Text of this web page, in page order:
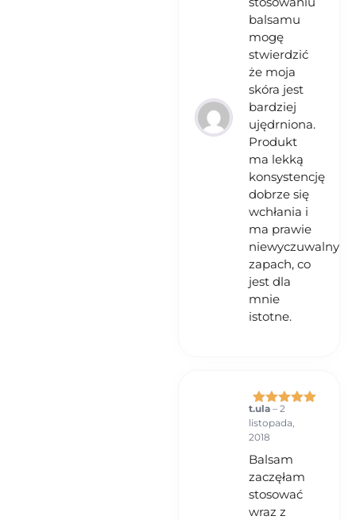
balsamu
mogę
stwierdzić
że moja
skóra jest
bardziej
ujędrniona.
Produkt
ma lekką
konsystencję
dobrze się
wchłania i
ma prawie
niewyczuwalny
zapach, co
jest dla
mnie
istotne.
Oceniono
na 5
t.ula – 2
listopada,
2018
Balsam
zaczęłam
stosować
wraz z